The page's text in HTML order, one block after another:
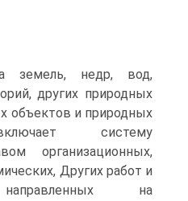
земель, недр, вод,
других природных
объектов и природных
систему
организационных,
Других работ и
на